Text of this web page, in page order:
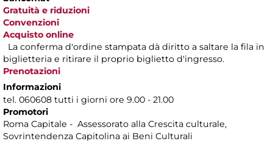
Gratuità e riduzioni
Convenzioni
Acquisto online
La conferma d'ordine stampata dà diritto a saltare la fila in
biglietteria e ritirare il proprio biglietto d'ingresso.
Prenotazioni
Informazioni
tel. 060608 tutti i giorni ore 9.00 - 21.00
Promotori
Roma Capitale - Assessorato alla Crescita culturale,
Sovrintendenza Capitolina ai Beni Culturali